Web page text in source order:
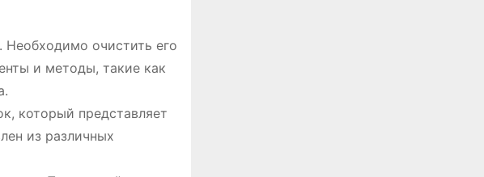
Необходимо очистить его
и методы, такие как
который представляет
из различных